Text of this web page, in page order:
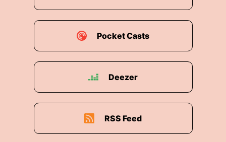
Pocket Casts
Deezer
RSS Feed